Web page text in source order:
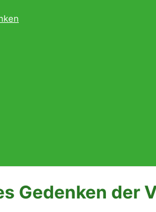
Gedenken der